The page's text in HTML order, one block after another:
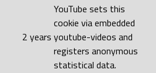
2 years
YouTube sets this
cookie via embedded
youtube-videos and
registers anonymous
statistical data.